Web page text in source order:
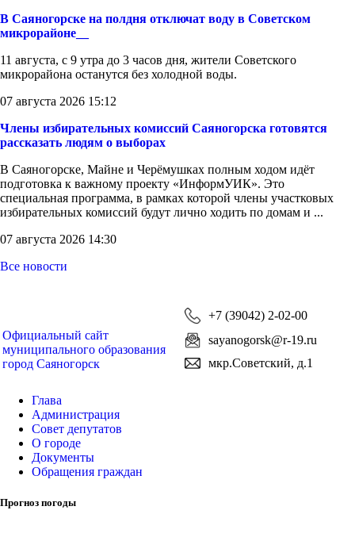
В Саяногорске на полдня отключат воду в Советском
микрорайоне__
11 августа, с 9 утра до 3 часов дня, жители Советского
микрорайона останутся без холодной воды.
07 августа 2026 15:12
Члены избирательных комиссий Саяногорска готовятся
рассказать людям о выборах
В Саяногорске, Майне и Черёмушках полным ходом идёт
подготовка к важному проекту «ИнформУИК». Это
специальная программа, в рамках которой члены участковых
избирательных комиссий будут лично ходить по домам и ...
07 августа 2026 14:30
Все новости
Официальный сайт
муниципального образования
город Саяногорск
+7 (39042) 2-02-00
sayanogorsk@r-19.ru
мкр.Советский, д.1
Глава
Администрация
Совет депутатов
О городе
Документы
Обращения граждан
Прогноз погоды